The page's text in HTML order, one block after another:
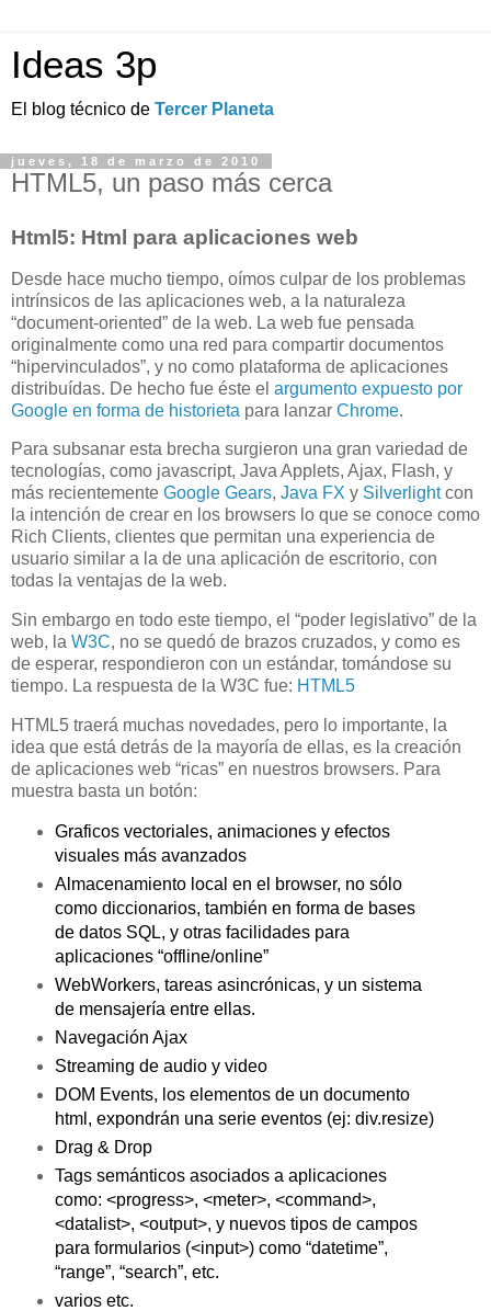
Ideas 3p
El blog técnico de Tercer Planeta
jueves, 18 de marzo de 2010
HTML5, un paso más cerca
Html5: Html para aplicaciones web
Desde hace mucho tiempo, oímos culpar de los problemas
intrínsicos de las aplicaciones web, a la naturaleza
“document-oriented” de la web. La web fue pensada
originalmente como una red para compartir documentos
“hipervinculados”, y no como plataforma de aplicaciones
distribuídas. De hecho fue éste el argumento expuesto por
Google en forma de historieta para lanzar Chrome.
Para subsanar esta brecha surgieron una gran variedad de
tecnologías, como javascript, Java Applets, Ajax, Flash, y
más recientemente Google Gears, Java FX y Silverlightcon
la intención de crear en los browsers lo que se conoce como
Rich Clients, clientes que permitan una experiencia de
usuario similar a la de una aplicación de escritorio, con
todas la ventajas de la web.
Sin embargo en todo este tiempo, el “poder legislativo” de la
web, la W3C, no se quedó de brazos cruzados, y como es
de esperar, respondieron con un estándar, tomándose su
tiempo. La respuesta de la W3C fue: HTML5
HTML5 traerá muchas novedades, pero lo importante, la
idea que está detrás de la mayoría de ellas, es la creación
de aplicaciones web “ricas” en nuestros browsers. Para
muestra basta un botón:
Graficos vectoriales, animaciones y efectos
visuales más avanzados
Almacenamiento local en el browser, no sólo
como diccionarios, también en forma de bases
de datos SQL, y otras facilidades para
aplicaciones “offline/online”
WebWorkers, tareas asincrónicas, y un sistema
de mensajería entre ellas.
Navegación Ajax
Streaming de audio y video
DOM Events, los elementos de un documento
html, expondrán una serie eventos (ej: div.resize)
Drag & Drop
Tags semánticos asociados a aplicaciones
como: <progress>, <meter>, <command>,
<datalist>, <output>, y nuevos tipos de campos
para formularios (<input>) como “datetime”,
“range”, “search”, etc.
varios etc.